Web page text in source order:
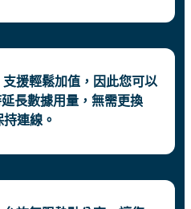
援輕鬆加值，因此您可以
長數據用量，無需更換
連線。